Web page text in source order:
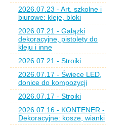
2026.07.23 - Art. szkolne i
biurowe: kleje, bloki
2026.07.21 - Gałązki
dekoracyjne, pistolety do
kleju i inne
2026.07.21 - Stroiki
2026.07.17 - Świece LED,
donice do kompozycji
2026.07.17 - Stroiki
2026.07.16 - KONTENER -
Dekoracyjne: kosze, wianki